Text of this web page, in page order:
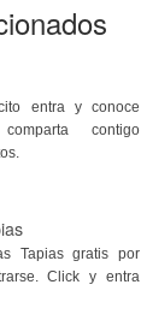
entra y conoce
contigo
Tapias gratis por
Click y entra